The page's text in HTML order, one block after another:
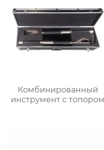
Комбинированный
инструмент с топором